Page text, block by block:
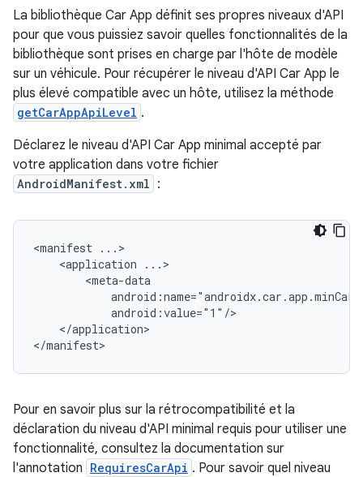
La bibliothèque Car App définit ses propres niveaux d'API
pour que vous puissiez savoir quelles fonctionnalités de la
bibliothèque sont prises en charge par l'hôte de modèle
sur un véhicule. Pour récupérer le niveau d'API Car App le
plus élevé compatible avec un hôte, utilisez la méthode
getCarAppApiLevel .
Déclarez le niveau d'API Car App minimal accepté par
votre application dans votre fichier
AndroidManifest.xml :
<manifest
<application
</application>
Pour en savoir plus sur la rétrocompatibilité et la
déclaration du niveau d'API minimal requis pour utiliser une
fonctionnalité, consultez la documentation sur
l'annotation RequiresCarApi . Pour savoir quel niveau